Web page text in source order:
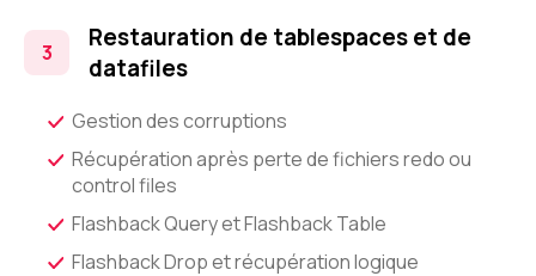
Restauration de tablespaces et de
datafiles
Gestion des corruptions
Récupération après perte de fichiers redo ou
control files
Flashback Query et Flashback Table
Flashback Drop et récupération logique